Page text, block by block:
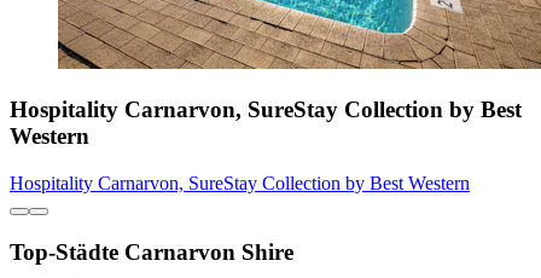
Hospitality Carnarvon, SureStay Collection by Best
Western
Hospitality Carnarvon, SureStay Collection by Best Western
Top-Städte Carnarvon Shire